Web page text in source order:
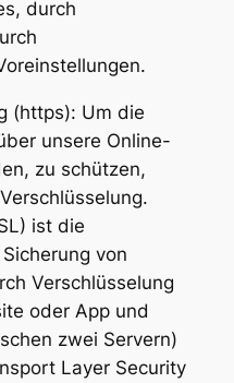
durch
(https): Um die
unsere Online-
zu schützen,
ist die
von
Verschlüsselung
oder App und
zwei Servern)
Layer Security